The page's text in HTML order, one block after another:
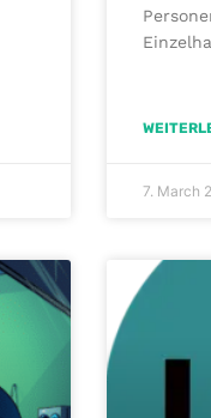
7. March